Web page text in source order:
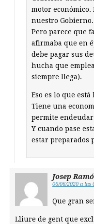
motor económico.
nuestro Gobierno.
Pero parece que
afirmaba que en
debe pagar sus
hucha que
siempre llega).
Eso es lo que
Tiene una
permite
Y cuando pase
estar preparados
Josep
06/06/2020 a las
Que gran
Lliure de gent que